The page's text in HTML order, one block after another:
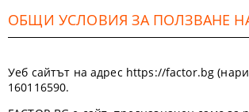
ОБЩИ УСЛОВИЯ ЗА ПОЛЗВАНЕ НА
Уеб сайтът на адрес https://factor.bg
160116590.